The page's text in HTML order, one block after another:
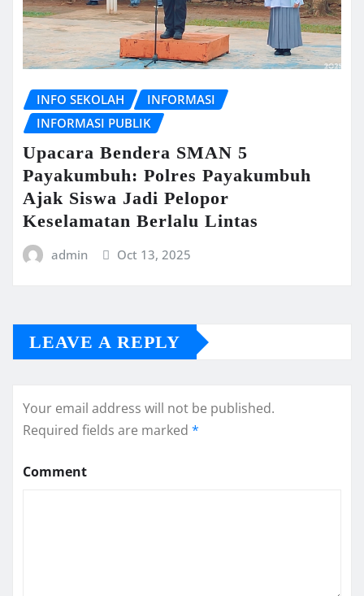
INFO SEKOLAH
INFORMASI
INFORMASI PUBLIK
Upacara Bendera SMAN 5
Payakumbuh: Polres Payakumbuh
Ajak Siswa Jadi Pelopor
Keselamatan Berlalu Lintas
admin Oct 13, 2025
LEAVE A REPLY
Your email address will not be published.
Required fields are marked *
Comment